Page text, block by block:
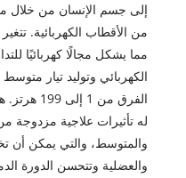
من الأقطاب الكهربائية.
مما يشكل مجالًا كهربائيًا
الكهربائي وتوليد تيار
الفرق من 1
له تأثيرات علاجية مزدوجة
والمتوسط، والتي يمكن أن
والعضلية وتتحسن الدورة